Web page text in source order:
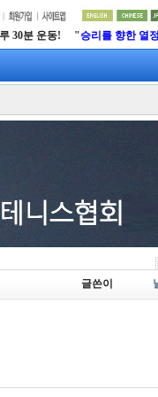
분 운동! " 승리를 향한 열정의
글쓴이